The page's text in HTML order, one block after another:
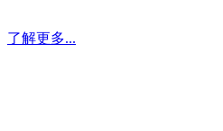
了解更多...